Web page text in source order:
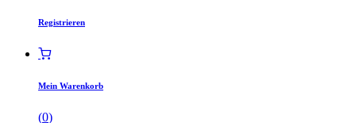
Registrieren
Mein Warenkorb
(0)